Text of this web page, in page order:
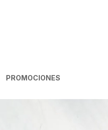
PROMOCIONES